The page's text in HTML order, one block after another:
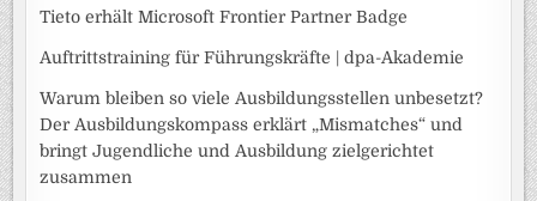
Tieto erhält Microsoft Frontier Partner Badge
Auftrittstraining für Führungskräfte | dpa-Akademie
Warum bleiben so viele Ausbildungsstellen unbesetzt?
Der Ausbildungskompass erklärt „Mismatches“ und
bringt Jugendliche und Ausbildung zielgerichtet
zusammen